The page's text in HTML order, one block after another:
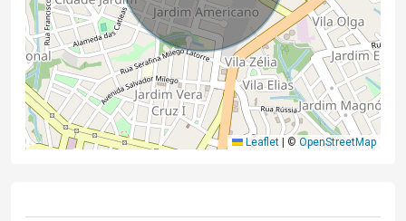
Leaflet © OpenStreetMap